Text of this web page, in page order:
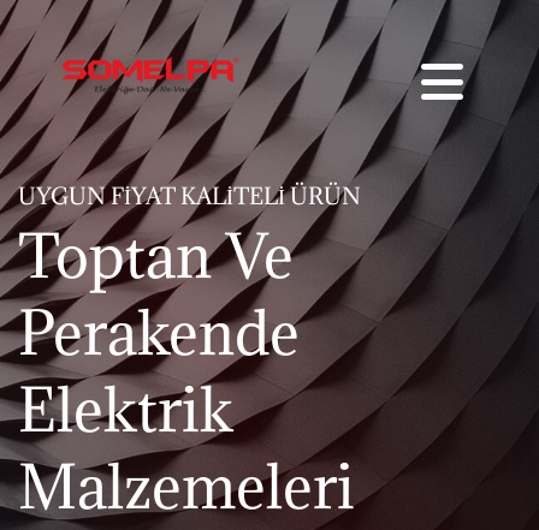
UYGUN FIYAT KALITELI ÜRÜN
Toptan Ve
Perakende
Elektrik
Malzemeleri